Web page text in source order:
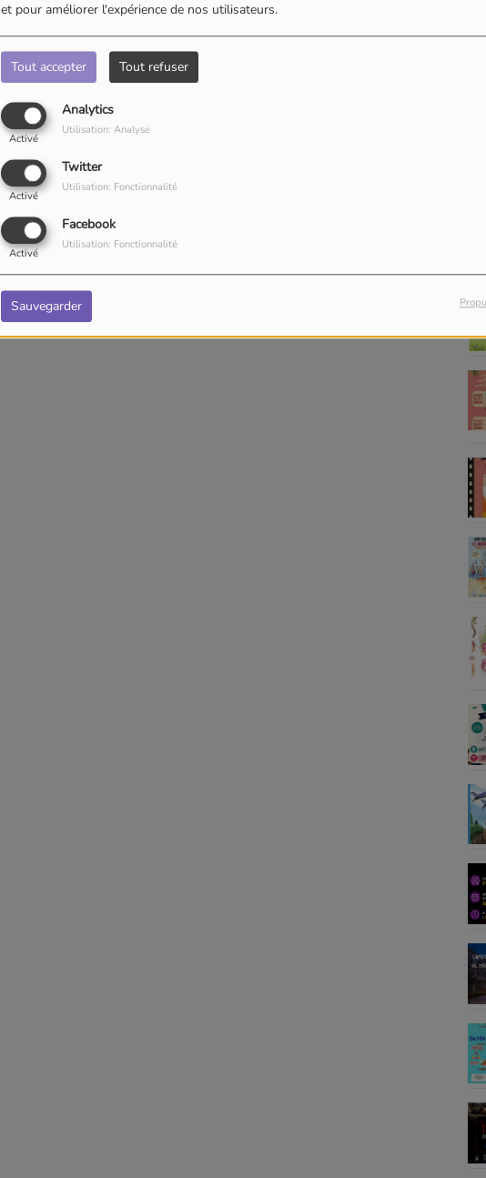
et pour améliorer l'expérience de nos utilisateurs.
Tout accepter Tout refuser
Analytics
Activé
Utilisation: Analyse
Twitter
Activé
Utilisation: Fonctionnalité
Facebook
Activé
Utilisation: Fonctionnalité
Sauvegarder